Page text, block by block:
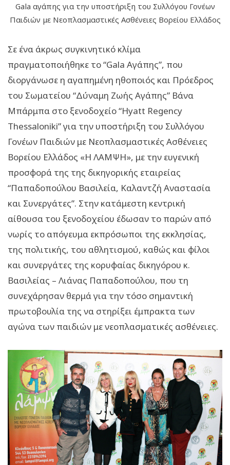
Gala αγάπης για την υποστήριξη του Συλλόγου Γονέων
Παιδιών με Νεοπλασμαστικές Ασθένειες Βορείου Ελλάδος
Σε ένα άκρως συγκινητικό κλίμα
πραγματοποιήθηκε το “Gala Αγάπης”, που
διοργάνωσε η αγαπημένη ηθοποιός και Πρόεδρος
του Σωματείου “Δύναμη Ζωής Αγάπης” Βάνα
Μπάρμπα στο ξενοδοχείο “Hyatt Regency
Thessaloniki” για την υποστήριξη του Συλλόγου
Γονέων Παιδιών με Νεοπλασμαστικές Ασθένειες
Βορείου Ελλάδος «Η ΛΑΜΨΗ», με την ευγενική
προσφορά της της δικηγορικής εταιρείας
“Παπαδοπούλου Βασιλεία, Καλαντζή Αναστασία
και Συνεργάτες”. Στην κατάμεστη κεντρική
αίθουσα του ξενοδοχείου έδωσαν το παρών από
νωρίς το απόγευμα εκπρόσωποι της εκκλησίας,
της πολιτικής, του αθλητισμού, καθώς και φίλοι
και συνεργάτες της κορυφαίας δικηγόρου κ.
Βασιλείας – Λιάνας Παπαδοπούλου, που τη
συνεχάρησαν θερμά για την τόσο σημαντική
πρωτοβουλία της να στηρίξει έμπρακτα των
αγώνα των παιδιών με νεοπλασματικές ασθένειες.